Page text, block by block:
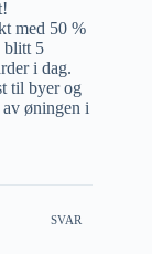
med 50 %
blitt 5
i dag.
til byer og
av øningen i
SVAR